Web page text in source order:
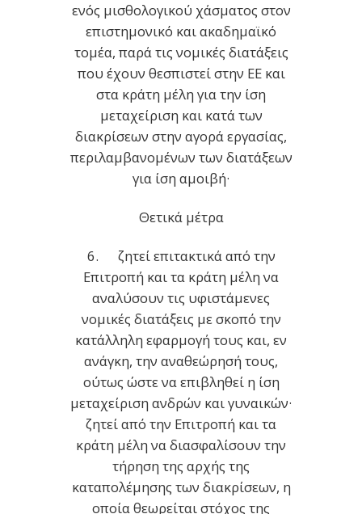
ενός μισθολογικού χάσματος στον
επιστημονικό και ακαδημαϊκό
τομέα, παρά τις νομικές διατάξεις
που έχουν θεσπιστεί στην ΕΕ και
στα κράτη μέλη για την ίση
μεταχείριση και κατά των
διακρίσεων στην αγορά εργασίας,
περιλαμβανομένων των διατάξεων
για ίση αμοιβή·
Θετικά μέτρα
6. ζητεί επιτακτικά από την
Επιτροπή και τα κράτη μέλη να
αναλύσουν τις υφιστάμενες
νομικές διατάξεις με σκοπό την
κατάλληλη εφαρμογή τους και, εν
ανάγκη, την αναθεώρησή τους,
ούτως ώστε να επιβληθεί η ίση
μεταχείριση ανδρών και γυναικών·
ζητεί από την Επιτροπή και τα
κράτη μέλη να διασφαλίσουν την
τήρηση της αρχής της
καταπολέμησης των διακρίσεων, η
οποία θεωρείται στόχος της